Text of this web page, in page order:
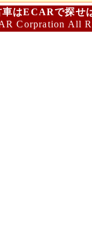
はECARで探せ
Corpration All